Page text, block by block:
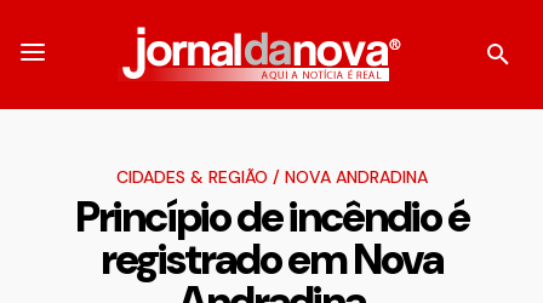
CIDADES & REGIÃO / NOVA ANDRADINA
Princípio de incêndio é
registrado em Nova